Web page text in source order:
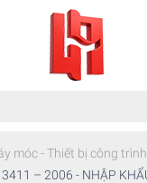
móc - Thiết bị công trình
– 2006 - NHẬP